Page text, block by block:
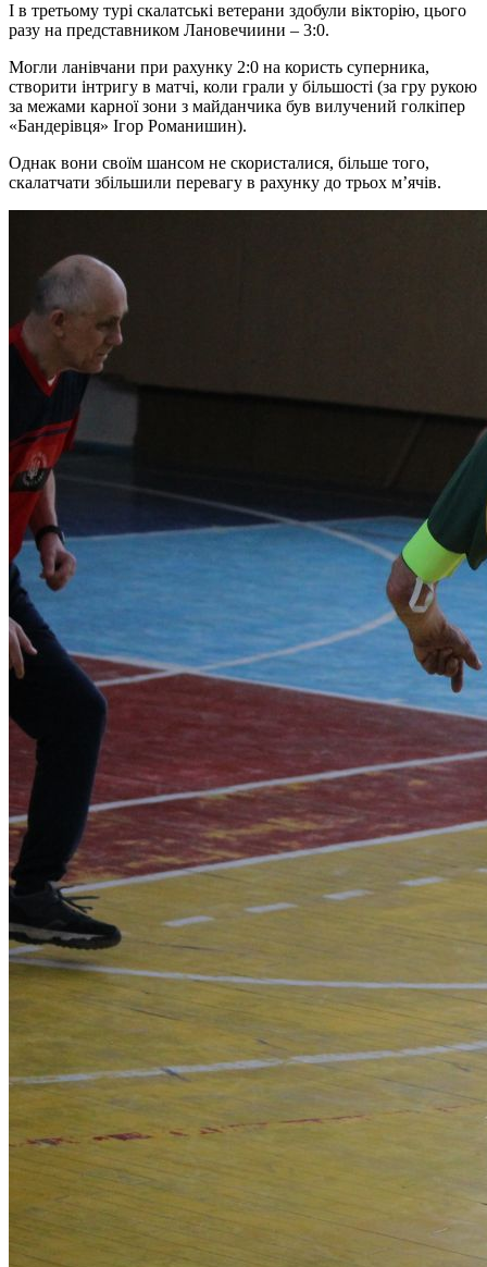
І в третьому турі скалатські ветерани здобули вікторію, цього
разу на представником Лановечиини – 3:0.
Могли ланівчани при рахунку 2:0 на користь суперника,
створити інтригу в матчі, коли грали у більшості (за гру рукою
за межами карної зони з майданчика був вилучений голкіпер
«Бандерівця» Ігор Романишин).
Однак вони своїм шансом не скористалися, більше того,
скалатчати збільшили перевагу в рахунку до трьох м’ячів.